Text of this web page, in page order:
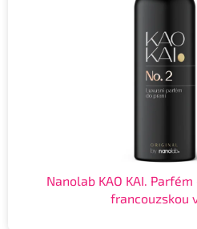
Nanolab KAO KAI.
francouzskou